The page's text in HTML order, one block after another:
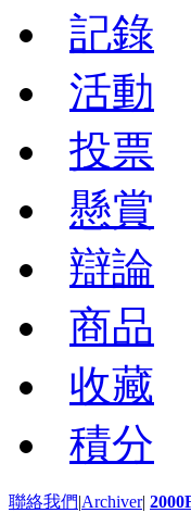
記錄
活動
投票
懸賞
辯論
商品
收藏
積分
聯絡我們|Archiver|